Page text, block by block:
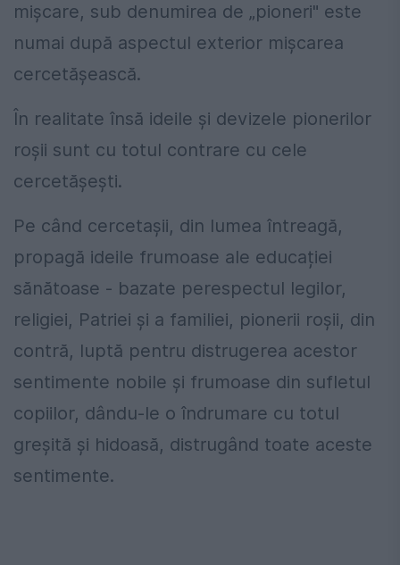
mișcare, sub denumirea de „pioneri" este
numai după aspectul exterior mișcarea
cercetășească.
În realitate însă ideile și devizele pionerilor
roșii sunt cu totul contrare cu cele
cercetășești.
Pe când cercetașii, din lumea întreagă,
propagă ideile frumoase ale educației
sănătoase - bazate perespectul legilor,
religiei, Patriei și a familiei, pionerii roșii, din
contră, luptă pentru distrugerea acestor
sentimente nobile și frumoase din sufletul
copiilor, dându-le o îndrumare cu totul
greșită și hidoasă, distrugând toate aceste
sentimente.